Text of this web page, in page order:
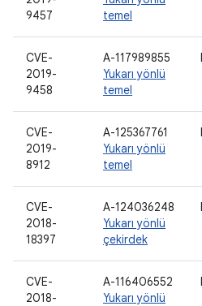
9457
temel
CVE-
2019-
9458
A-117989855
Yukarı yönlü
temel
CVE-
2019-
8912
A-125367761
Yukarı yönlü
temel
CVE-
2018-
18397
A-124036248
Yukarı yönlü
çekirdek
CVE-
2018-
A-116406552
Yukarı yönlü